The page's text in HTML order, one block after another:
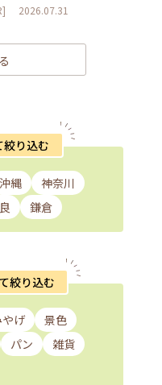
2026.07.31
絞り込む
沖縄
神奈川
鎌倉
絞り込む
やげ
景色
パン
雑貨